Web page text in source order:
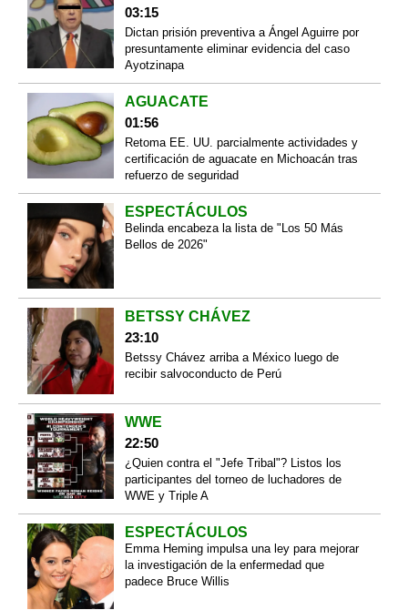
03:15
Dictan prisión preventiva a Ángel Aguirre por
presuntamente eliminar evidencia del caso
Ayotzinapa
AGUACATE
01:56
Retoma EE. UU. parcialmente actividades y
certificación de aguacate en Michoacán tras
refuerzo de seguridad
ESPECTÁCULOS
Belinda encabeza la lista de "Los 50 Más
Bellos de 2026"
BETSSY CHÁVEZ
23:10
Betssy Chávez arriba a México luego de
recibir salvoconducto de Perú
WWE
22:50
¿Quien contra el "Jefe Tribal"? Listos los
participantes del torneo de luchadores de
WWE y Triple A
ESPECTÁCULOS
Emma Heming impulsa una ley para mejorar
la investigación de la enfermedad que
padece Bruce Willis